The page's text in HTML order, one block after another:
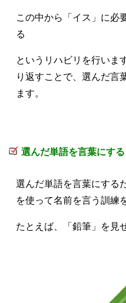
この中から「イス」に必
る
というリハビリを行いま
り返すことで、選んだ言
ます。
選んだ単語を言葉にする
選んだ単語を言葉にする
を使って名前を言う訓練
たとえば、「鉛筆」を見